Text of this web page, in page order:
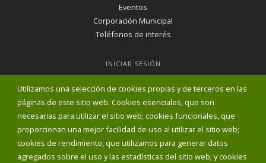
Utilizamos una selección de cookies propias y de terceros en las
páginas de este sitio web: Cookies esenciales, que son
necesarias para utilizar el sitio web; cookies funcionales, que
proporcionan una mejor facilidad de uso al utilizar el sitio web;
cookies de rendimiento, que utilizamos para generar datos
agregados sobre el uso y las estadísticas del sitio web; y cookies
Eventos
Corporación Municipal
Teléfonos de interés
INICIAR SESIÓN
MAPA WEB